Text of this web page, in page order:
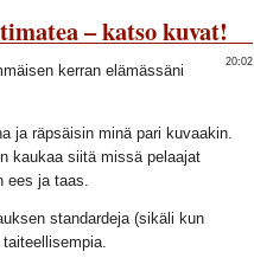
– katso kuvat!
20:02
kerran elämässäni
ja räpsäisin minä pari kuvaakin.
kaukaa siitä missä pelaajat
ees ja taas.
standardeja (sikäli kun